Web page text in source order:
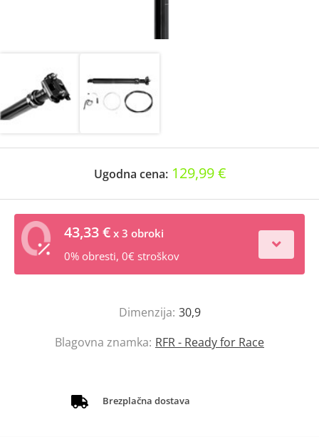
Ugodna cena: 129,99 €
43,33 € x 3 obroki
0% obresti, 0€ stroškov
Dimenzija: 30,9
Blagovna znamka: RFR - Ready for Race
Brezplačna dostava